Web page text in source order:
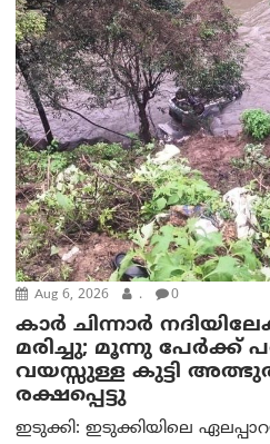
Aug 6, 2026 . 0
കാര്‍ ചിന്നാര്‍
മരിച്ചു; മൂന്നു പേര്‍ക്ക്
വയസ്സുള്ള കുട്ടി
രക്ഷപ്പെട്ടു
ഇടുക്കി: ഇടുക്കിയിലെ